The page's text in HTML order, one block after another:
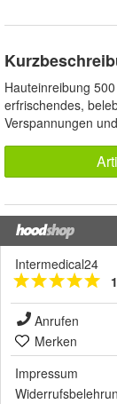
Hauteinreibung
erfrischendes,
Verspannungen
Intermedical24
Anrufen
Merken
Impressum